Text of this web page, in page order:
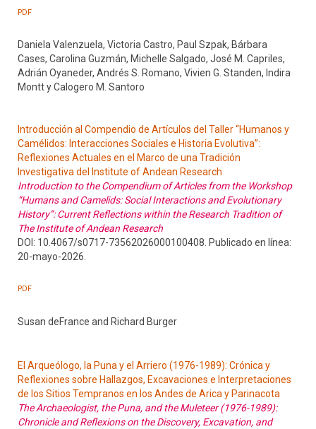
PDF
Daniela Valenzuela, Victoria Castro, Paul Szpak, Bárbara
Cases, Carolina Guzmán, Michelle Salgado, José M. Capriles,
Adrián Oyaneder, Andrés S. Romano, Vivien G. Standen, Indira
Montt y Calogero M. Santoro
Introducción al Compendio de Artículos del Taller “Humanos y
Camélidos: Interacciones Sociales e Historia Evolutiva”:
Reflexiones Actuales en el Marco de una Tradición
Investigativa del Institute of Andean Research
Introduction to the Compendium of Articles from the Workshop
“Humans and Camelids: Social Interactions and Evolutionary
History”: Current Reflections within the Research Tradition of
The Institute of Andean Research
DOI: 10.4067/s0717-73562026000100408. Publicado en línea:
20-mayo-2026.
PDF
Susan deFrance and Richard Burger
El Arqueólogo, la Puna y el Arriero (1976-1989): Crónica y
Reflexiones sobre Hallazgos, Excavaciones e Interpretaciones
de los Sitios Tempranos en los Andes de Arica y Parinacota
The Archaeologist, the Puna, and the Muleteer (1976-1989):
Chronicle and Reflexions on the Discovery, Excavation, and